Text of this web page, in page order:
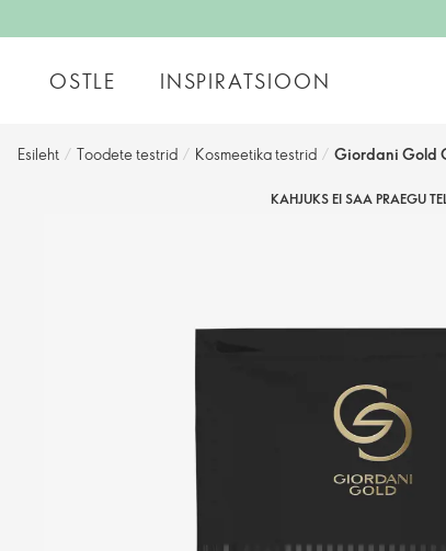
OSTLE INSPIRATSIOON
Esileht / Toodete testrid / Kosmeetika testrid / Giordani Gold
KAHJUKS EI SAA PRAEGU